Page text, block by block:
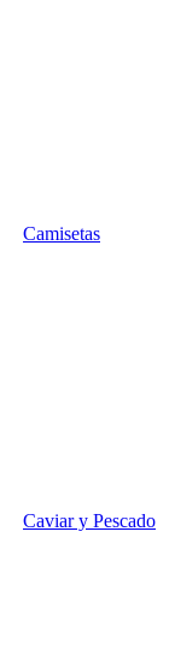
Camisetas
Caviar y Pescado